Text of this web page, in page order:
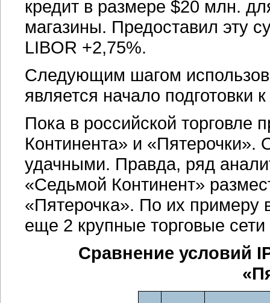
кредит в размере $20 млн.
магазины. Предоставил эту
LIBOR +2,75%.
Следующим шагом
является начало подготовки
Пока в российской
Континента» и «Пятерочки».
удачными. Правда, ряд
«Седьмой Континент»
«Пятерочка». По их примеру
еще 2 крупные торговые
Сравнение условий